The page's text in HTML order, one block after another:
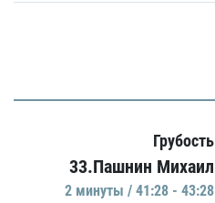
Грубость
33.Пашнин Михаил
2 минуты / 41:28 - 43:28